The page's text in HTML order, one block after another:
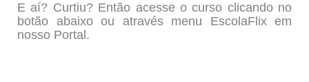
E aí? Curtiu? Então acesse o curso clicando no
botão abaixo ou através menu EscolaFlix em
nosso Portal.